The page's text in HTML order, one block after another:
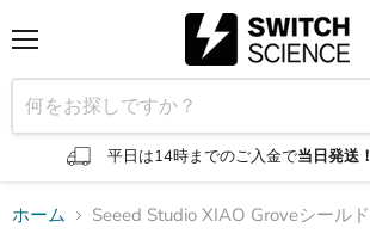
ニ
ュ
ー
平日は14時までのご入金で当日発送！
ホーム Seeed Studio XIAO Groveシールド